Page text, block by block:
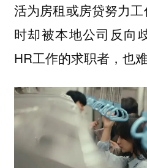
活为房租或房贷努力
时却被本地公司反向
HR工作的求职者，也